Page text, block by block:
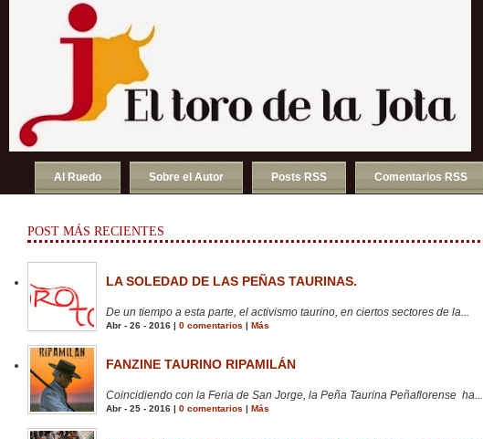
Al Ruedo Sobre el Autor Posts RSS Comentarios RSS
POST MÁS RECIENTES
LA SOLEDAD DE LAS PEÑAS TAURINAS.
De un tiempo a esta parte, el activismo taurino, en ciertos sectores de la...
Abr - 26 - 2016 | 0 comentarios | Más
FANZINE TAURINO RIPAMILÁN
Coincidiendo con la Feria de San Jorge, la Peña Taurina Peñaflorense ha...
Abr - 25 - 2016 | 0 comentarios | Más